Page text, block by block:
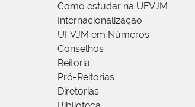
Como estudar na UFVJM
Internacionalização
UFVJM em Números
Conselhos
Reitoria
Pró-Reitorias
Diretorias